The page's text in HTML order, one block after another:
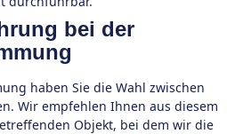
bei der
haben Sie die Wahl zwischen
Wir empfehlen Ihnen aus diesem
Objekt, bei dem wir die